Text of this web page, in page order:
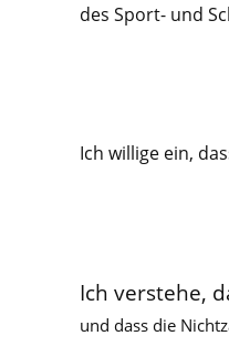
des Sport- und
Ich willige ein,
Ich verstehe,
und dass die